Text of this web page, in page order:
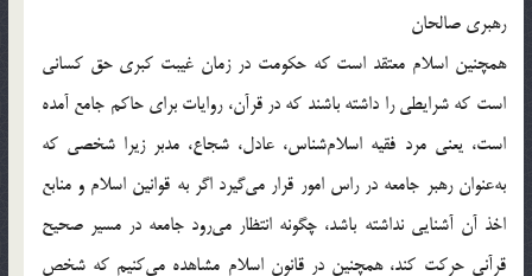
رهبرى صالحان
همچنين اسلام معتقد است که حکومت در زمان غيبت کبرى حق کسانى
است که شرايطى را داشته باشند که در قرآن، روايات براى حاکم جامع آمده
است، يعنى مرد فقيه اسلام‌شناس، عادل، شجاع، مدبر زيرا شخصى که
به‌عنوان رهبر جامعه در راس امور قرار مى‌گيرد اگر به قوانين اسلام و منابع
اخذ آن آشنايى نداشته باشد، چگونه انتظار مى‌رود جامعه در مسير صحيح
قرآنى حرکت کند، همچنين در قانون اسلام مشاهده مى‌کنيم که شخص